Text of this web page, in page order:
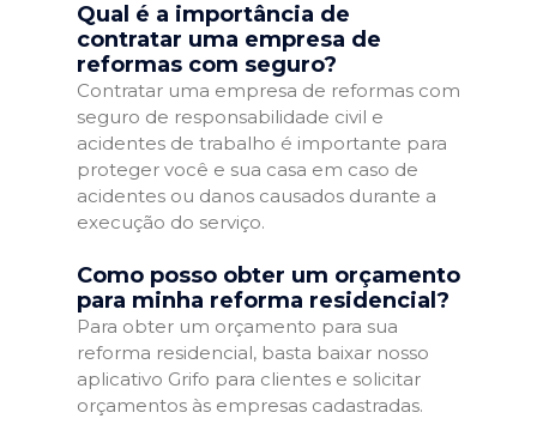
Qual é a importância de
contratar uma empresa de
reformas com seguro?
Contratar uma empresa de reformas com
seguro de responsabilidade civil e
acidentes de trabalho é importante para
proteger você e sua casa em caso de
acidentes ou danos causados durante a
execução do serviço.
Como posso obter um orçamento
para minha reforma residencial?
Para obter um orçamento para sua
reforma residencial, basta baixar nosso
aplicativo Grifo para clientes e solicitar
orçamentos às empresas cadastradas.